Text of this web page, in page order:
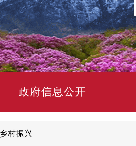
政府信息公开
乡村振兴